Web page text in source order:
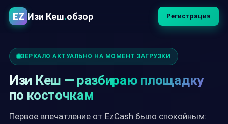
EZ Изи Кеш.обзор Регистрация
ЗЕРКАЛО АКТУАЛЬНО НА МОМЕНТ ЗАГРУЗКИ
Изи Кеш — разбираю площадку
по косточкам
Первое впечатление от EzCash было спокойным: